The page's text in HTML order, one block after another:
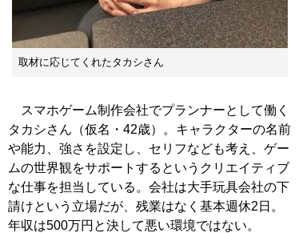
取材に応じてくれたタカシさん
スマホゲーム制作会社でプランナーとして働く
タカシさん（仮名・42歳）。キャラクターの名前
や能力、強さを設定し、セリフなども考え、ゲー
ムの世界観をサポートするというクリエイティブ
な仕事を担当している。会社は大手玩具会社の下
請けという立場だが、残業はなく基本週休2日。
年収は500万円と決して悪い環境ではない。